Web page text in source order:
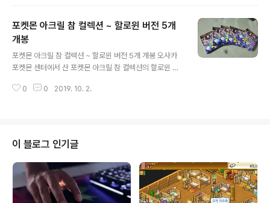
로 하는 줄 알았는데 딱풀이 필요하군요~ 종이를 하나하나
뜯어서 프레임에 하나씩 알맞게 붙여나가면서 층을 쌓아가
는 방식입니다. 어후 어지럽다. 일단은 순서대로 이브이부
터! 이야 정말 설명서 대로 쌓아가다보니 이브이가 완성되
니까 꼼꼼히 한 번 확인하면서 붙입시다! 그리고 다음은 글
포켓몬 아크릴 참 컬렉션 ~ 할로윈 버전 5개
개봉
포켓몬 아크릴 참 컬렉션 ~ 할로윈 버전 5개 개봉 오사카
포켓몬 센터에서 산 포켓몬 아크릴 참 컬렉션의 할로윈 버
다니 참 대단합니다 포켓몬.. 요 버전의 라인업은 위와 같습
고... ㅠㅠ 그래도 따라큐와 무우마 정도면 평타는 쳤을거라
고 생각합니다. 크레세리아... 음..... 애매하네요 ㅠㅠ 무우
마 다음으로 이쁜 따라큐 들고 한 컷 이후에 피카츄와 부우
부는 다른 친구에게 입양 해 버렸습니다 ㅠㅠ 흑.. 블래키
장인이 되고 싶었는데 참 아쉽네요 -
0 0 2019. 10. 2.
이 블로그 인기글